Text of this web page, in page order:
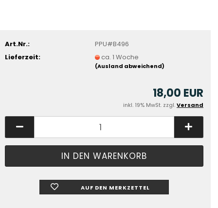
Art.Nr.:
PPU#B496
Lieferzeit:
ca. 1 Woche
(Ausland abweichend)
18,00 EUR
inkl. 19% MwSt. zzgl.Versand
AUF DEN MERKZETTEL